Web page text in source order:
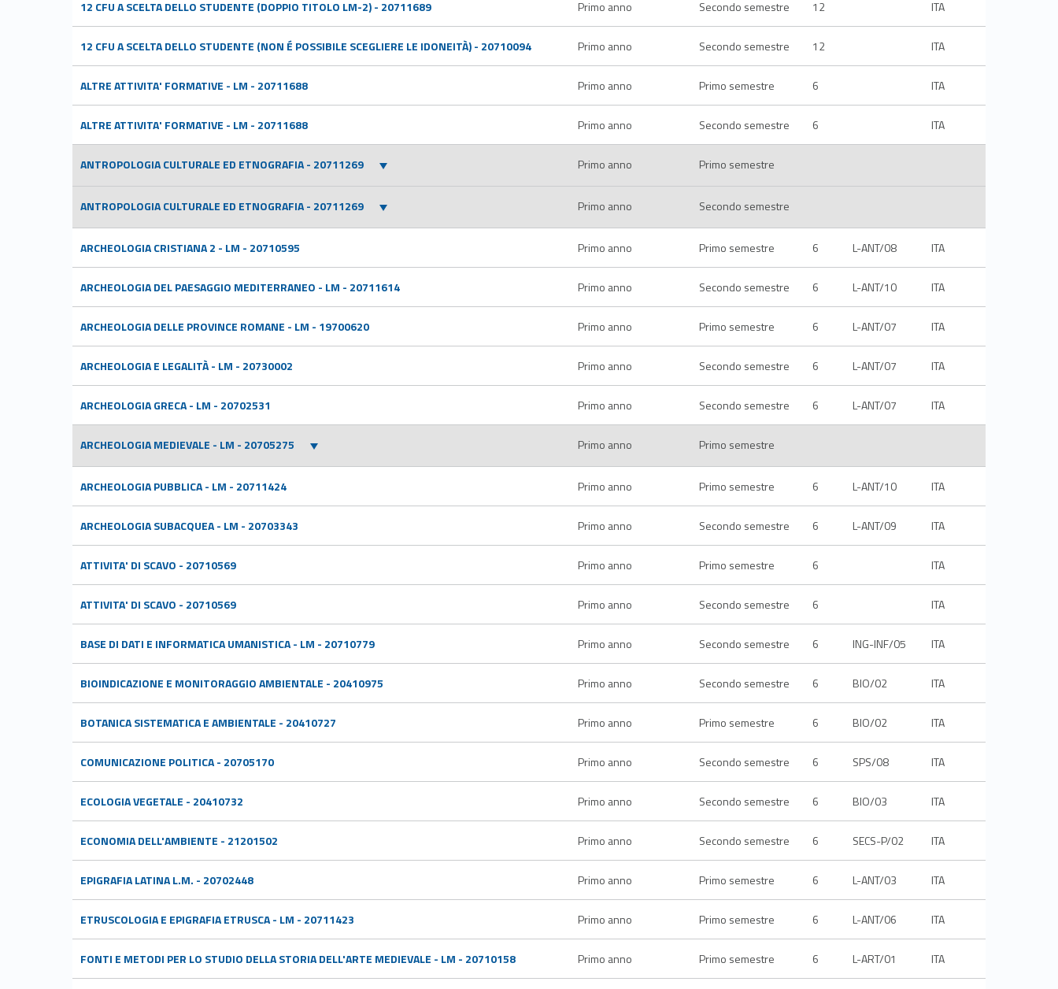
12 CFU A SCELTA DELLO STUDENTE (DOPPIO TITOLO LM-2) - 20711689 Primo anno Secondo semestre 12 ITA
12 CFU A SCELTA DELLO STUDENTE (NON É POSSIBILE SCEGLIERE LE IDONEITÀ) - 20710094 Primo anno Secondo semestre 12 ITA
ALTRE ATTIVITA' FORMATIVE - LM - 20711688 Primo anno Primo semestre 6 ITA
ALTRE ATTIVITA' FORMATIVE - LM - 20711688 Primo anno Secondo semestre 6 ITA
ANTROPOLOGIA CULTURALE ED ETNOGRAFIA - 20711269 Primo anno Primo semestre
ANTROPOLOGIA CULTURALE ED ETNOGRAFIA - 20711269 Primo anno Secondo semestre
ARCHEOLOGIA CRISTIANA 2 - LM - 20710595 Primo anno Primo semestre 6 L-ANT/08 ITA
ARCHEOLOGIA DEL PAESAGGIO MEDITERRANEO - LM - 20711614 Primo anno Secondo semestre 6 L-ANT/10 ITA
ARCHEOLOGIA DELLE PROVINCE ROMANE - LM - 19700620 Primo anno Primo semestre 6 L-ANT/07 ITA
ARCHEOLOGIA E LEGALITÀ - LM - 20730002 Primo anno Secondo semestre 6 L-ANT/07 ITA
ARCHEOLOGIA GRECA - LM - 20702531 Primo anno Secondo semestre 6 L-ANT/07 ITA
ARCHEOLOGIA MEDIEVALE - LM - 20705275 Primo anno Primo semestre
ARCHEOLOGIA PUBBLICA - LM - 20711424 Primo anno Primo semestre 6 L-ANT/10 ITA
ARCHEOLOGIA SUBACQUEA - LM - 20703343 Primo anno Secondo semestre 6 L-ANT/09 ITA
ATTIVITA' DI SCAVO - 20710569 Primo anno Primo semestre 6 ITA
ATTIVITA' DI SCAVO - 20710569 Primo anno Secondo semestre 6 ITA
BASE DI DATI E INFORMATICA UMANISTICA - LM - 20710779 Primo anno Secondo semestre 6 ING-INF/05 ITA
BIOINDICAZIONE E MONITORAGGIO AMBIENTALE - 20410975 Primo anno Secondo semestre 6 BIO/02 ITA
BOTANICA SISTEMATICA E AMBIENTALE - 20410727 Primo anno Primo semestre 6 BIO/02 ITA
COMUNICAZIONE POLITICA - 20705170 Primo anno Secondo semestre 6 SPS/08 ITA
ECOLOGIA VEGETALE - 20410732 Primo anno Secondo semestre 6 BIO/03 ITA
ECONOMIA DELL'AMBIENTE - 21201502 Primo anno Secondo semestre 6 SECS-P/02 ITA
EPIGRAFIA LATINA L.M. - 20702448 Primo anno Primo semestre 6 L-ANT/03 ITA
ETRUSCOLOGIA E EPIGRAFIA ETRUSCA - LM - 20711423 Primo anno Primo semestre 6 L-ANT/06 ITA
FONTI E METODI PER LO STUDIO DELLA STORIA DELL'ARTE MEDIEVALE - LM - 20710158 Primo anno Primo semestre 6 L-ART/01 ITA